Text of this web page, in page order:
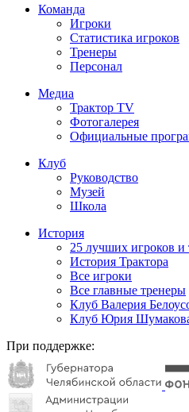
Команда
Игроки
Статистика игроков
Тренеры
Персонал
Медиа
Трактор TV
Фотогалерея
Официальные
Клуб
Руководство
Музей
Школа
История
25 лучших игроков и
История Трактора
Все игроки
Все главные тренеры
Клуб Валерия
Клуб Юрия
При поддержке: